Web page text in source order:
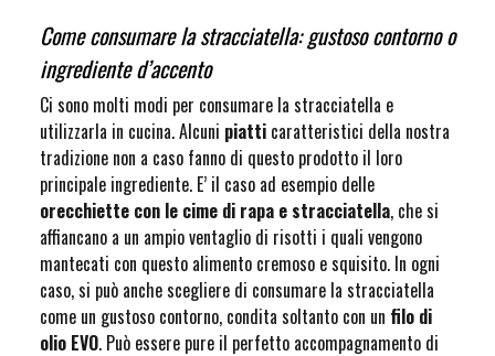
Come consumare la stracciatella: gustoso contorno o
ingrediente d’accento
Ci sono molti modi per consumare la stracciatella e
utilizzarla in cucina. Alcuni piatti caratteristici della nostra
tradizione non a caso fanno di questo prodotto il loro
principale ingrediente. E’ il caso ad esempio delle
orecchiette con le cime di rapa e stracciatella, che si
affiancano a un ampio ventaglio di risotti i quali vengono
mantecati con questo alimento cremoso e squisito. In ogni
caso, si può anche scegliere di consumare la stracciatella
come un gustoso contorno, condita soltanto con un filo di
olio EVO. Può essere pure il perfetto accompagnamento di